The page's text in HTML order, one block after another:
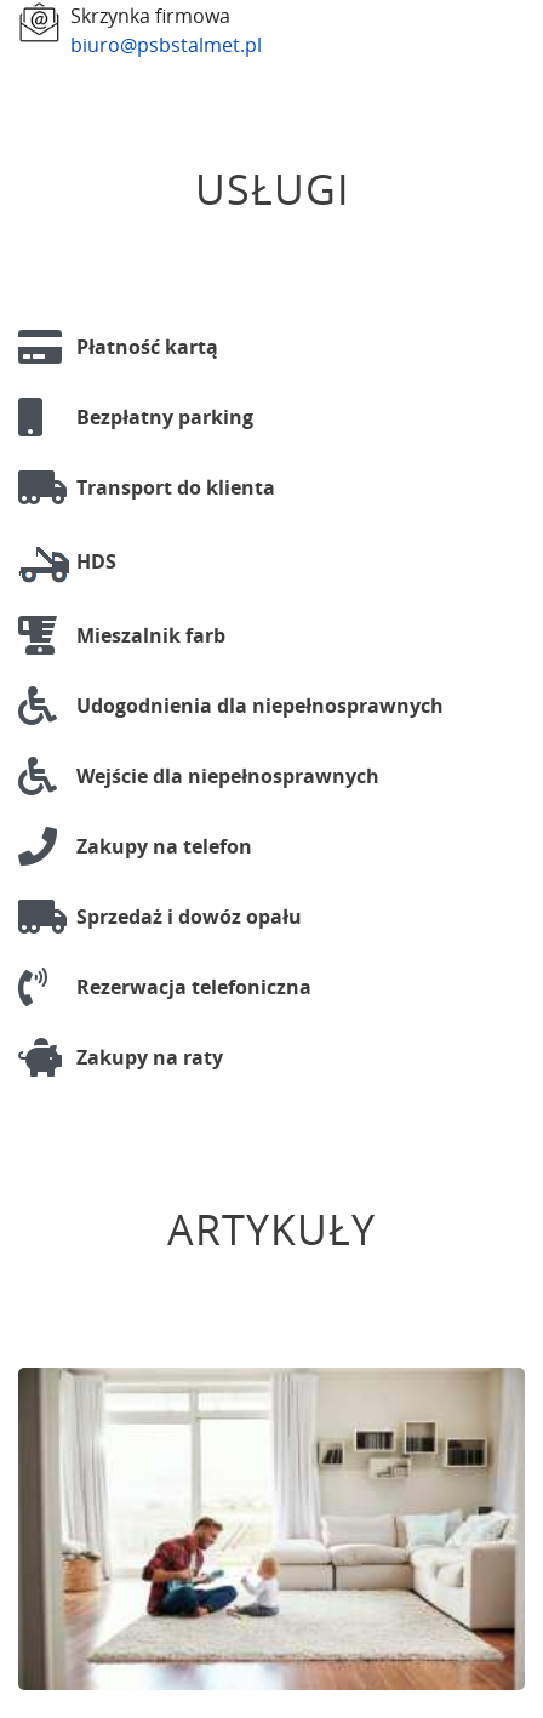
Skrzynka firmowa
biuro@psbstalmet.pl
USŁUGI
Płatność kartą
Bezpłatny parking
Transport do klienta
HDS
Mieszalnik farb
Udogodnienia dla niepełnosprawnych
Wejście dla niepełnosprawnych
Zakupy na telefon
Sprzedaż i dowóz opału
Rezerwacja telefoniczna
Zakupy na raty
ARTYKUŁY